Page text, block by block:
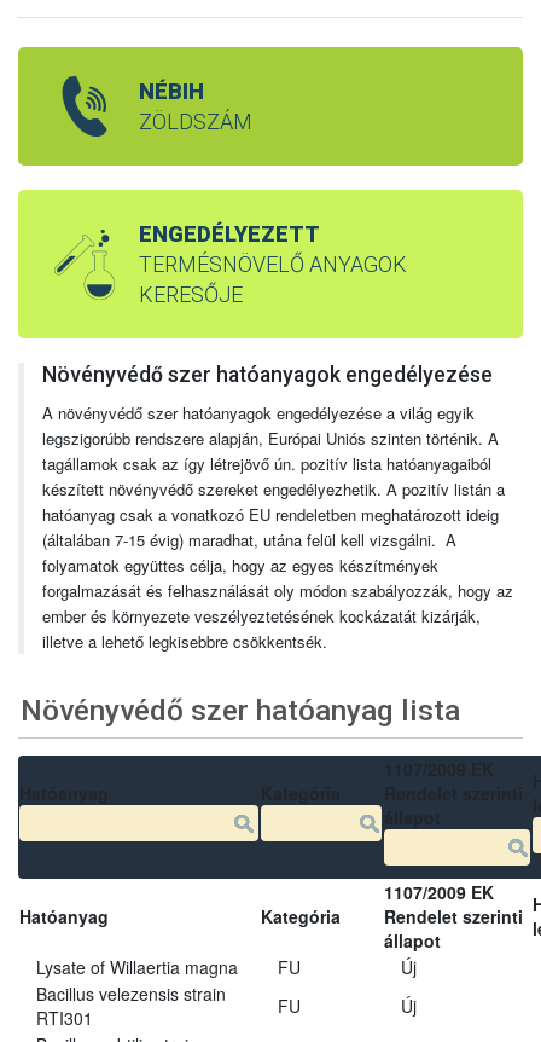
NÉBIH
ZÖLDSZÁM
ENGEDÉLYEZETT
TERMÉSNÖVELŐ ANYAGOK
KERESŐJE
Növényvédő szer hatóanyagok engedélyezése
A növényvédő szer hatóanyagok engedélyezése a világ egyik
legszigorúbb rendszere alapján, Európai Uniós szinten történik. A
tagállamok csak az így létrejövő ún. pozitív lista hatóanyagaiból
készített növényvédő szereket engedélyezhetik. A pozitív listán a
hatóanyag csak a vonatkozó EU rendeletben meghatározott ideig
(általában 7-15 évig) maradhat, utána felül kell vizsgálni. A
folyamatok együttes célja, hogy az egyes készítmények
forgalmazását és felhasználását oly módon szabályozzák, hogy az
ember és környezete veszélyeztetésének kockázatát kizárják,
illetve a lehető legkisebbre csökkentsék.
Növényvédő szer hatóanyag lista
Hatóanyag Kategória
1107/2009 EK
Rendelet szerinti
állapot
Lysate of Willaertia magna
FU
Új
Bacillus velezensis strain
RTI301
FU
Új